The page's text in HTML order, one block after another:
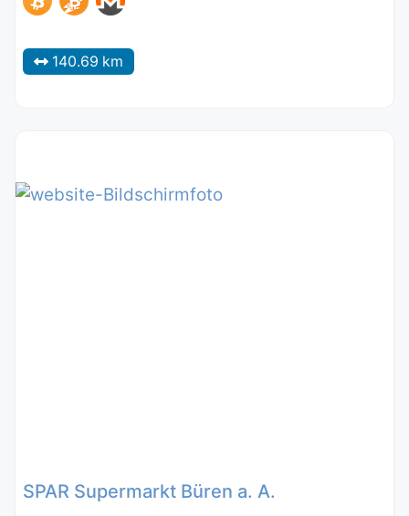
140.69 km
SPAR Supermarkt Büren a. A.